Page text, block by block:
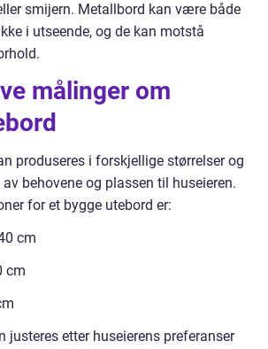
smijern. Metallbord kan være både
i utseende, og de kan motstå
målinger om
produseres i forskjellige størrelser og
behovene og plassen til huseieren.
for et bygge utebord er:
cm
cm
justeres etter huseierens preferanser